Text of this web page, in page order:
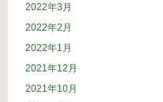
2022年3月
2022年2月
2022年1月
2021年12月
2021年10月